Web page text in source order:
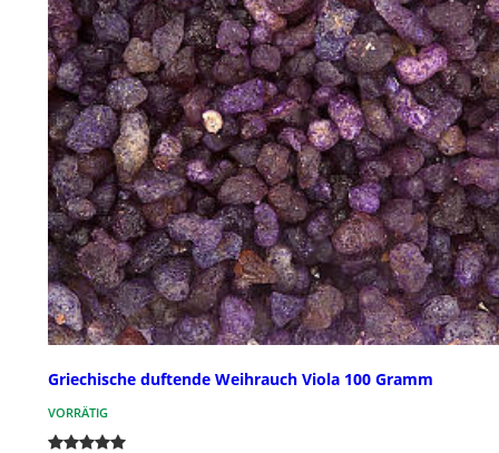
Griechische duftende Weihrauch Viola 100 Gramm
VORRÄTIG